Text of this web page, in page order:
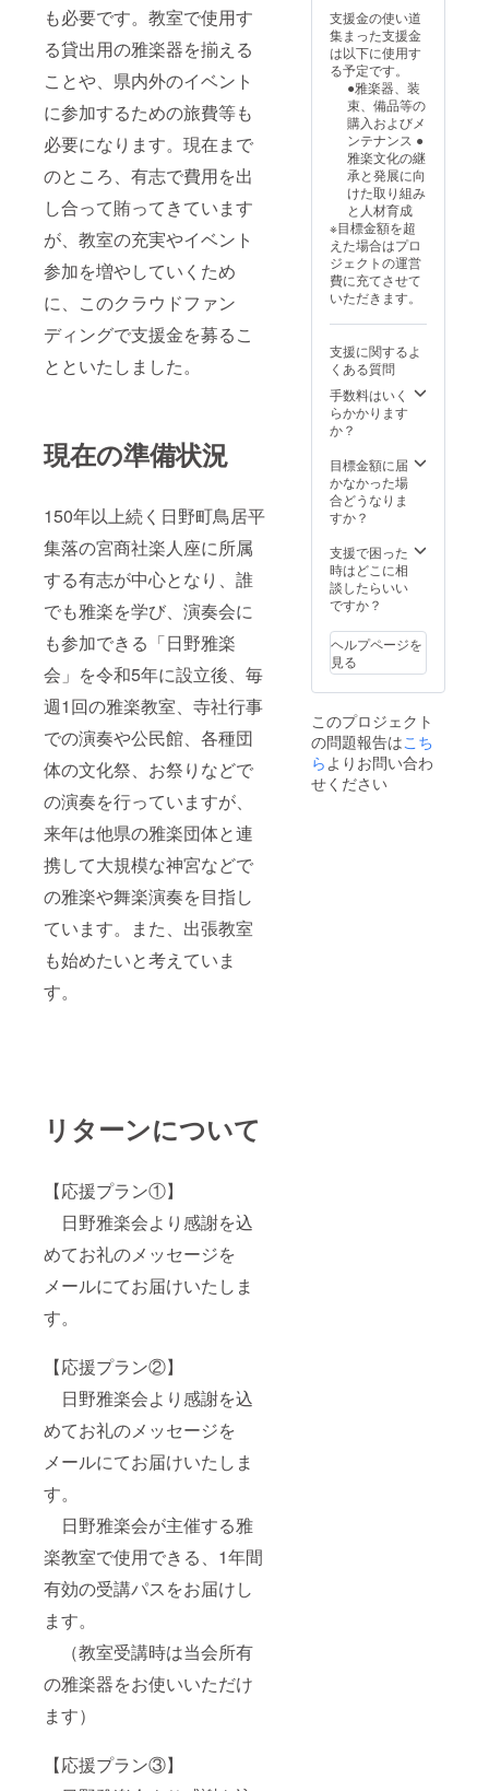
も必要です。教室で使用す
る貸出用の雅楽器を揃える
ことや、県内外のイベント
に参加するための旅費等も
必要になります。現在まで
のところ、有志で費用を出
し合って賄ってきています
が、教室の充実やイベント
参加を増やしていくため
に、このクラウドファン
ディングで支援金を募るこ
とといたしました。
現在の準備状況
150年以上続く日野町鳥居平
集落の宮商社楽人座に所属
する有志が中心となり、誰
でも雅楽を学び、演奏会に
も参加できる「日野雅楽
会」を令和5年に設立後、毎
週1回の雅楽教室、寺社行事
での演奏や公民館、各種団
体の文化祭、お祭りなどで
の演奏を行っていますが、
来年は他県の雅楽団体と連
携して大規模な神宮などで
の雅楽や舞楽演奏を目指し
ています。また、出張教室
も始めたいと考えていま
す。
リターンについて
【応援プラン①】
日野雅楽会より感謝を込
めてお礼のメッセージを
メールにてお届けいたしま
す。
【応援プラン②】
日野雅楽会より感謝を込
めてお礼のメッセージを
メールにてお届けいたしま
す。
日野雅楽会が主催する雅
楽教室で使用できる、1年間
有効の受講パスをお届けし
ます。
（教室受講時は当会所有
の雅楽器をお使いいただけ
ます）
【応援プラン③】
す）
日野雅
楽会が
主催す
る演奏
会の観
賞パス
をお届
けしま
す。（1
年間有
効）
支援金の使い道
集まった支援金
は以下に使用す
る予定です。
●雅楽器、装
束、備品等の
購入およびメ
ンテナンス ●
雅楽文化の継
承と発展に向
けた取り組み
と人材育成
※目標金額を超
えた場合はプロ
ジェクトの運営
費に充てさせて
いただきます。
支援に関するよ
くある質問
手数料はいく
らかかります
か？
目標金額に届
かなかった場
合どうなりま
すか？
支援で困った
時はどこに相
談したらいい
ですか？
ヘルプページを
見る
このプロジェクト
の問題報告はこち
らよりお問い合わ
せください